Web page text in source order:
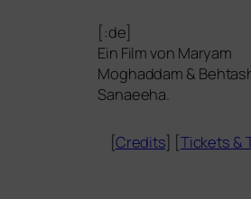
[:de]
Ein Film von Maryam
Moghaddam &
Sanaeeha.
[Credits] [Tickets &